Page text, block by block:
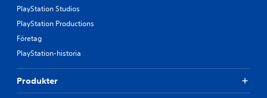
PlayStation Studios
PlayStation Productions
Företag
PlayStation-historia
Produkter